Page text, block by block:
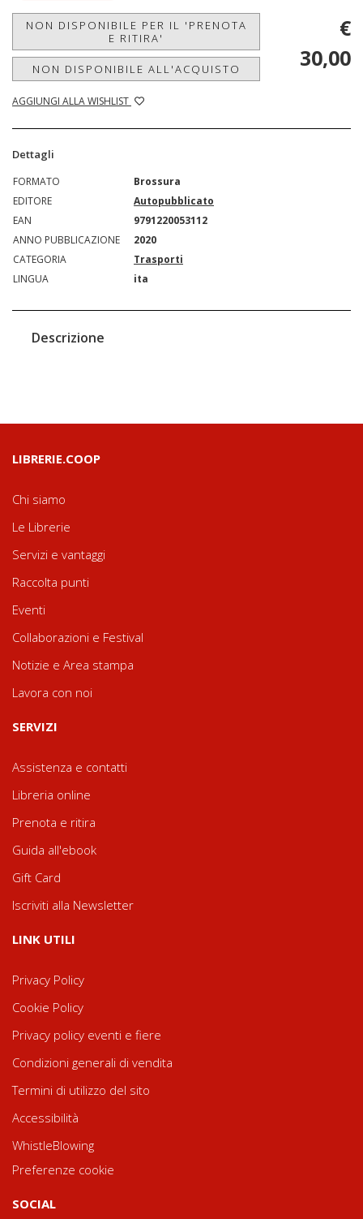
NON DISPONIBILE PER IL 'PRENOTA
E RITIRA'
NON DISPONIBILE ALL'ACQUISTO
AGGIUNGI ALLA WISHLIST
€
30,00
Dettagli
FORMATO
Brossura
EDITORE
Autopubblicato
EAN
9791220053112
ANNO PUBBLICAZIONE
2020
CATEGORIA
Trasporti
LINGUA
ita
Descrizione
LIBRERIE.COOP
Chi siamo
Le Librerie
Servizi e vantaggi
Raccolta punti
Eventi
Collaborazioni e Festival
Notizie e Area stampa
Lavora con noi
SERVIZI
Assistenza e contatti
Libreria online
Prenota e ritira
Guida all'ebook
Gift Card
Iscriviti alla Newsletter
LINK UTILI
Privacy Policy
Cookie Policy
Privacy policy eventi e fiere
Condizioni generali di vendita
Termini di utilizzo del sito
Accessibilità
WhistleBlowing
Preferenze cookie
SOCIAL